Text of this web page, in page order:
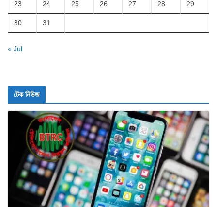
23 24 25 26 27 28 29
30 31
« Jul
টেক নিউজ